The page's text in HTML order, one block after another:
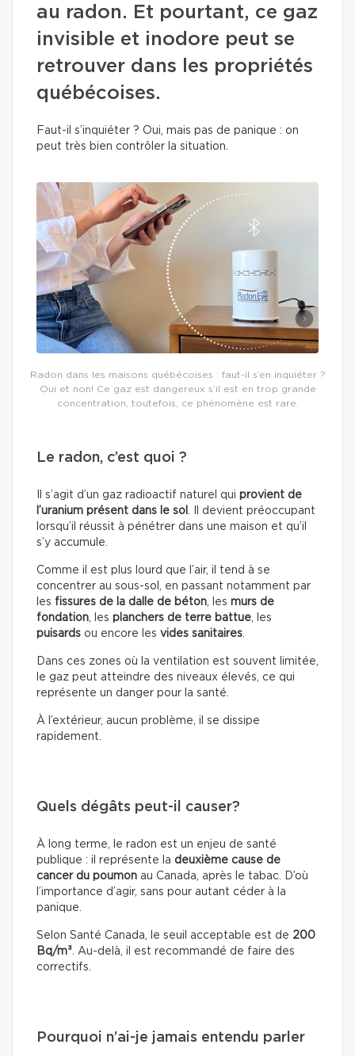
au radon. Et pourtant, ce gaz
invisible et inodore peut se
retrouver dans les propriétés
québécoises.
Faut-il s’inquiéter ? Oui, mais pas de panique : on
peut très bien contrôler la situation.
Radon dans les maisons québécoises : faut-il s’en inquiéter ?
Oui et non! Ce gaz est dangereux s’il est en trop grande
concentration, toutefois, ce phénomène est rare.
Le radon, c’est quoi ?
Il s’agit d’un gaz radioactif naturel qui provient de
l’uranium présent dans le sol
. Il devient préoccupant
lorsqu’il réussit à pénétrer dans une maison et qu’il
s’y accumule.
Comme il est plus lourd que l’air, il tend à se
concentrer au sous-sol, en passant notamment par
les fissures de la dalle de béton , les murs de
fondation , les planchers de terre battue , les
puisards ou encore les vides sanitaires
Dans ces zones où la ventilation est souvent limitée,
le gaz peut atteindre des niveaux élevés, ce qui
représente un danger pour la santé.
À l’extérieur, aucun problème, il se dissipe
rapidement.
Quels dégâts peut-il causer?
À long terme, le radon est un enjeu de santé
publique : il représente la deuxième cause de
cancer du poumon au Canada, après le tabac. D’où
l’importance d’agir, sans pour autant céder à la
panique.
Selon Santé Canada, le seuil acceptable est de 200
Bq/m³ . Au-delà, il est recommandé de faire des
correctifs.
Pourquoi n’ai-je jamais entendu parler